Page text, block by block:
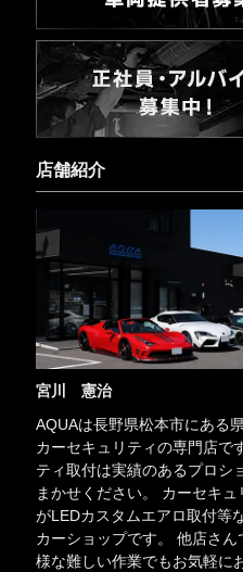
店舗紹介
宮川 憲治
AQUAは長野県松本市にある
カーセキュリティの専門店で
ティ取付は実績のあるプロシ
まかせください。 カーセキ
がLEDカスタムエアロ取付等
カーショップです。 他店さん
様な難しい作業でもお気軽に